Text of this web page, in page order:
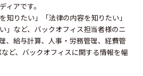
ィアです。
知りたい」「法律の内容を知りたい」
」など、バックオフィス担当者様のニ
、給与計算、人事・労務管理、経費管
ど、バックオフィスに関する情報を幅